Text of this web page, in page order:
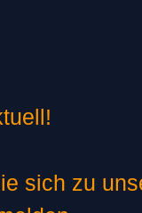
sich zu